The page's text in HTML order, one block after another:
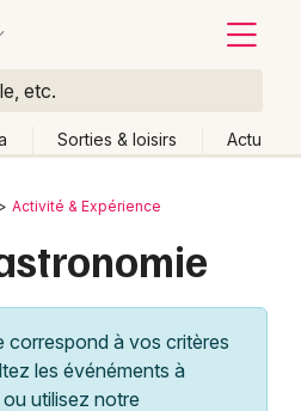
etc.
Sorties & loisirs Actu
Activité & Expérience
correspond à vos critères
les événéments à
utilisez notre
de lieu
Ce week-end